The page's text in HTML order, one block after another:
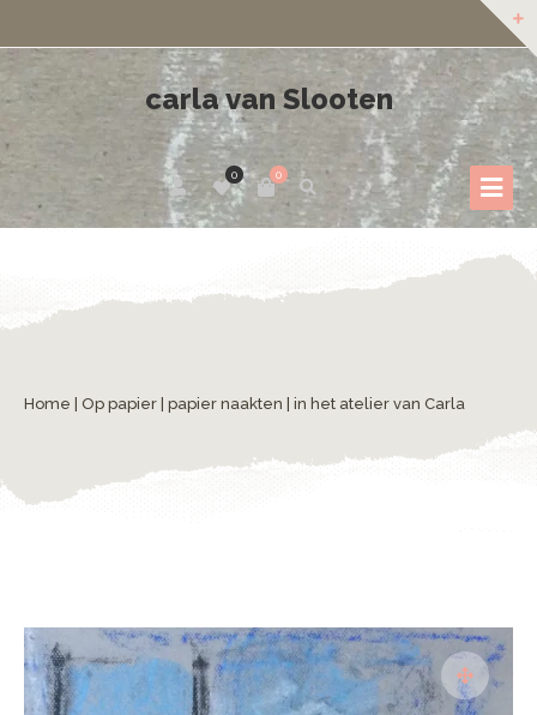
carla van Slooten
0
0
Home Op papier papier naakten | in het atelier van Carla